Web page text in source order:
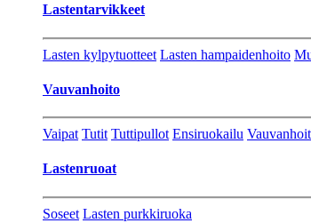
Lastentarvikkeet
Lasten kylpytuotteet Lasten hampaidenhoito
Vauvanhoito
Vaipat Tutit Tuttipullot Ensiruokailu
Lastenruoat
Soseet Lasten purkkiruoka